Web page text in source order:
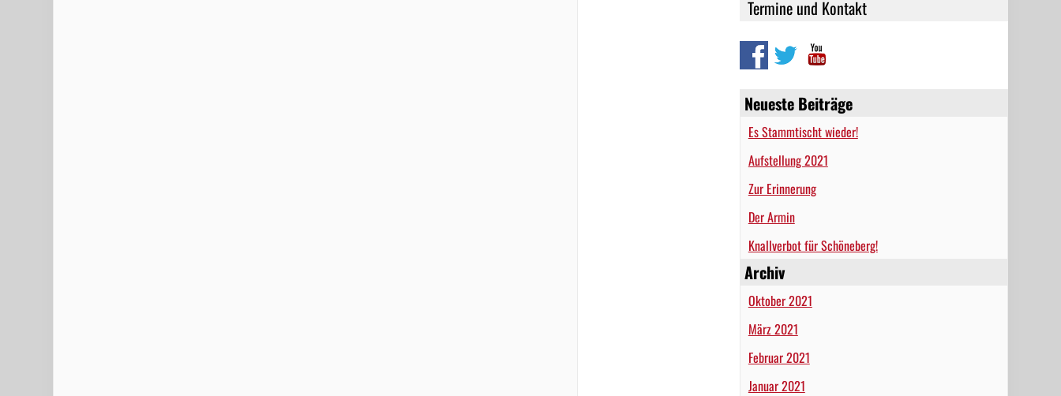
Termine und Kontakt
Neueste Beiträge
Es Stammtischt wieder!
Aufstellung 2021
Zur Erinnerung
Der Armin
Knallverbot für Schöneberg!
Archiv
Oktober 2021
März 2021
Februar 2021
Januar 2021